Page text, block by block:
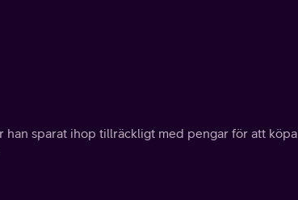
han sparat ihop tillräckligt med pengar för att köpa